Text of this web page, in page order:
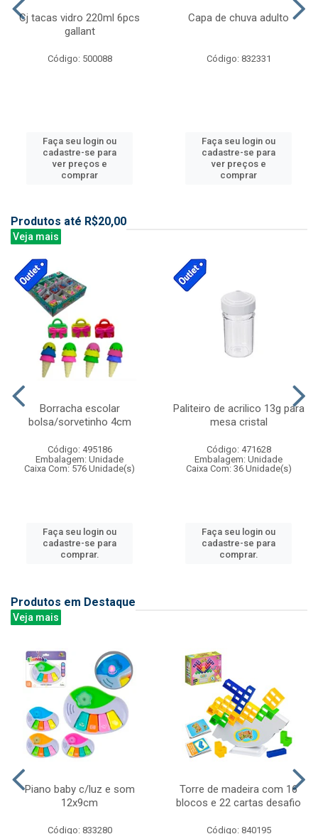
Cj tacas vidro 220ml 6pcs
gallant
Código: 500088
Faça seu login ou
cadastre-se para
ver preços e
comprar
Capa de chuva adulto
Código: 832331
Faça seu login ou
cadastre-se para
ver preços e
comprar
Produtos até R$20,00
Veja mais
Borracha escolar
bolsa/sorvetinho 4cm
Código: 495186
Embalagem: Unidade
Caixa Com: 576 Unidade(s)
Faça seu login ou
cadastre-se para
comprar.
Paliteiro de acrilico 13g para
mesa cristal
Código: 471628
Embalagem: Unidade
Caixa Com: 36 Unidade(s)
Faça seu login ou
cadastre-se para
comprar.
Produtos em Destaque
Veja mais
Piano baby c/luz e som
12x9cm
Código: 833280
Torre de madeira com 16
blocos e 22 cartas desafio
Código: 840195